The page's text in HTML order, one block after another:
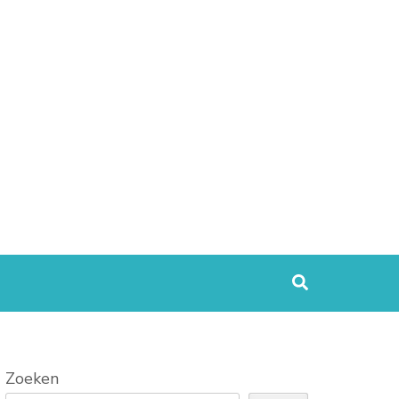
Zoeken